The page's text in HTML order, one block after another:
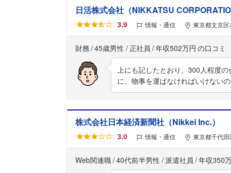
日活株式会社（NIKKATSU
3.9 情報・通信 東京都文京
財務 45歳男性 正社員 年収502万円
上にも記したとおり、300人程度
に、物事を運ばなければいけない
株式会社日本経済新聞社（Nikkei Inc.）
3.0 情報・通信 東京都千代
Web関連職 40代前半男性 派遣社員 年収350